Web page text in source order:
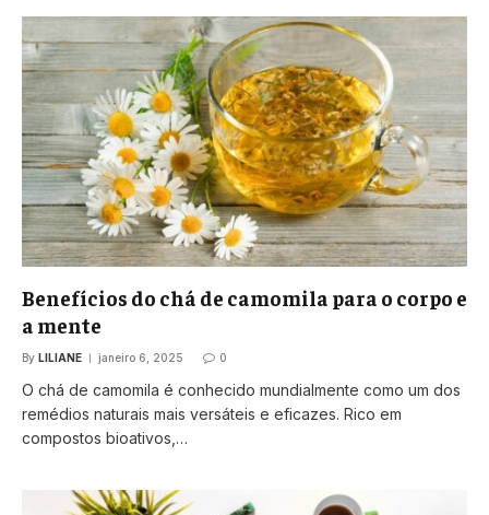
Benefícios do chá de camomila para o corpo e
a mente
By LILIANE janeiro 6, 2025 0
O chá de camomila é conhecido mundialmente como um dos
remédios naturais mais versáteis e eficazes. Rico em
compostos bioativos,…